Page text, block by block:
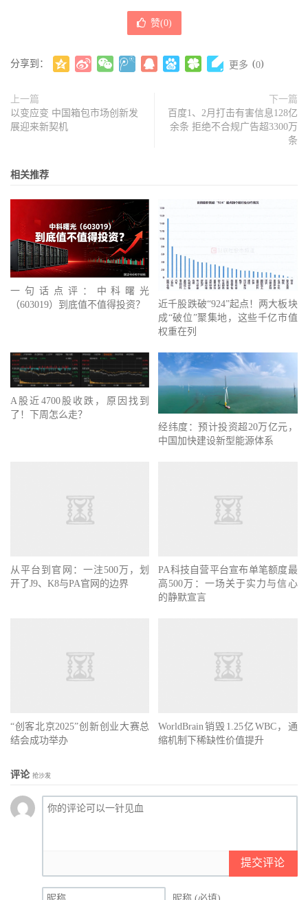
赞(0)
分享到： 更多 (0)
上一篇
以变应变 中国箱包市场创新发
展迎来新契机
下一篇
百度1、2月打击有害信息128亿
余条 拒绝不合规广告超3300万
条
相关推荐
一句话点评：中科曙光
（603019）到底值不值得投资？
近千股跌破“924”起点！两大板块
成“破位”聚集地，这些千亿市值
权重在列
A股近4700股收跌，原因找到
了！下周怎么走？
经纬度：预计投资超20万亿元，
中国加快建设新型能源体系
从平台到官网：一注500万，划
开了J9、K8与PA官网的边界
PA科技自营平台宣布单笔额度最
高500万：一场关于实力与信心
的静默宣言
“创客北京2025”创新创业大赛总
结会成功举办
WorldBrain销毁1.25亿WBC，通
缩机制下稀缺性价值提升
评论 抢沙发
提交评论